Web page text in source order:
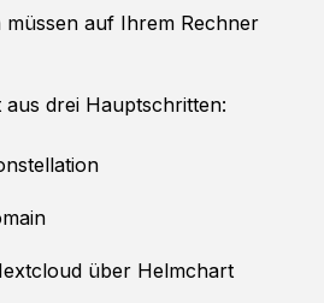
auf Ihrem Rechner
drei Hauptschritten:
über Helmchart